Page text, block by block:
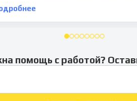
помощь с работой?